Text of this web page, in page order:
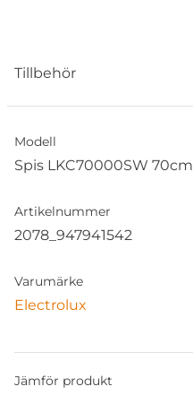
Tillbehör
Modell
Spis LKC70000SW 70cm
Artikelnummer
2078_947941542
Varumärke
Electrolux
Jämför produkt